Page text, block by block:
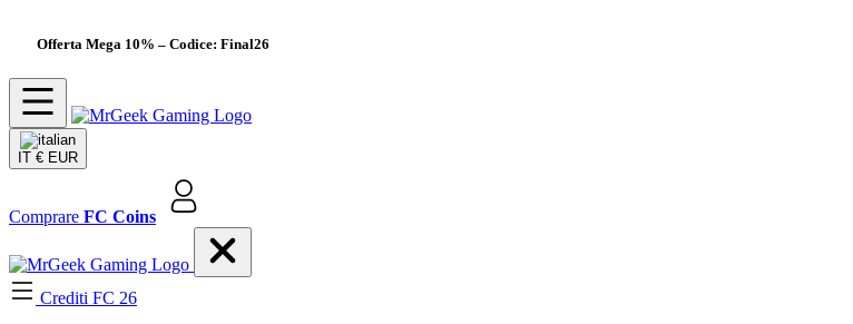
Offerta Mega 10% – Codice: Final26
IT € EUR
Comprare FC Coins
Crediti FC 26